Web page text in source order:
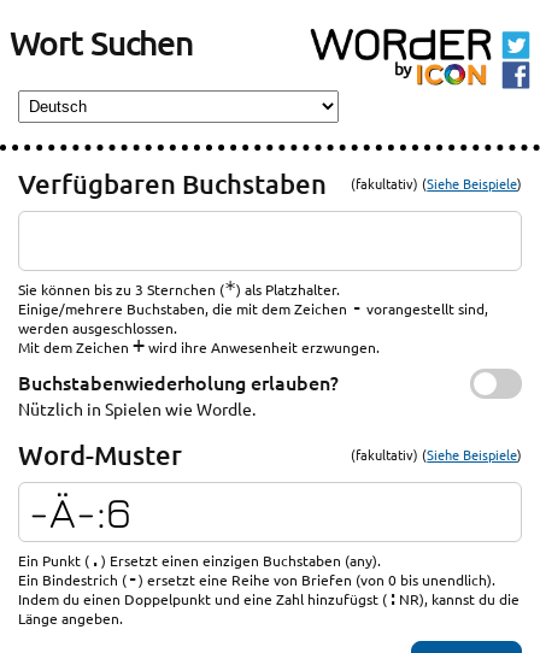
Wort Suchen
Verfügbaren Buchstaben (fakultativ) (Siehe Beispiele)
Sie können bis zu 3 Sternchen (*) als Platzhalter.
Einige/mehrere Buchstaben, die mit dem Zeichen - vorangestellt sind,
werden ausgeschlossen.
Mit dem Zeichen +wird ihre Anwesenheit erzwungen.
Buchstabenwiederholung erlauben?
Nützlich in Spielen wie Wordle.
Word-Muster (fakultativ) (Siehe Beispiele)
Ein Punkt (.) Ersetzt einen einzigen Buchstaben (any).
Ein Bindestrich (-) ersetzt eine Reihe von Briefen (von 0 bis unendlich).
Indem du einen Doppelpunkt und eine Zahl hinzufügst (: NR), kannst du die
Länge angeben.